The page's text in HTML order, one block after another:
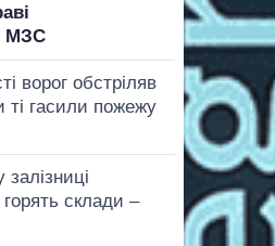
МЗС
ворог обстріляв
ті гасили пожежу
склади –